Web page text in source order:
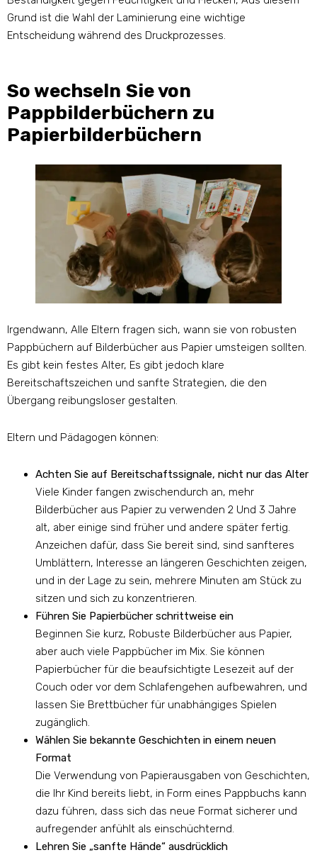
Grund ist die Wahl der Laminierung eine wichtige
Entscheidung während des Druckprozesses.
So wechseln Sie von
Pappbilderbüchern zu
Papierbilderbüchern
Irgendwann, Alle Eltern fragen sich, wann sie von robusten
Pappbüchern auf Bilderbücher aus Papier umsteigen sollten.
Es gibt kein festes Alter, Es gibt jedoch klare
Bereitschaftszeichen und sanfte Strategien, die den
Übergang reibungsloser gestalten.
Eltern und Pädagogen können:
Achten Sie auf Bereitschaftssignale, nicht nur das Alter
Viele Kinder fangen zwischendurch an, mehr
Bilderbücher aus Papier zu verwenden 2 Und 3 Jahre
alt, aber einige sind früher und andere später fertig.
Anzeichen dafür, dass Sie bereit sind, sind sanfteres
Umblättern, Interesse an längeren Geschichten zeigen,
und in der Lage zu sein, mehrere Minuten am Stück zu
sitzen und sich zu konzentrieren.
Führen Sie Papierbücher schrittweise ein
Beginnen Sie kurz, Robuste Bilderbücher aus Papier,
aber auch viele Pappbücher im Mix. Sie können
Papierbücher für die beaufsichtigte Lesezeit auf der
Couch oder vor dem Schlafengehen aufbewahren, und
lassen Sie Brettbücher für unabhängiges Spielen
zugänglich.
Wählen Sie bekannte Geschichten in einem neuen
Format
Die Verwendung von Papierausgaben von Geschichten,
die Ihr Kind bereits liebt, in Form eines Pappbuchs kann
dazu führen, dass sich das neue Format sicherer und
aufregender anfühlt als einschüchternd.
Lehren Sie „sanfte Hände“ ausdrücklich